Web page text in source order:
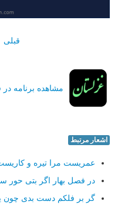
قبلی
مشاهده برنامه
اشعار مرتبط
عمریست مرا تیره و
در فصل بهار اگر بتی
گر بر فلکم دست بدی چون